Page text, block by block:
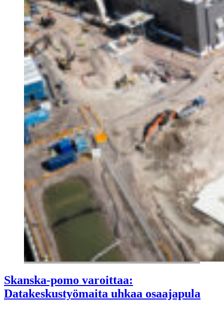
Skanska-pomo varoittaa:
Datakeskustyömaita uhkaa osaajapula